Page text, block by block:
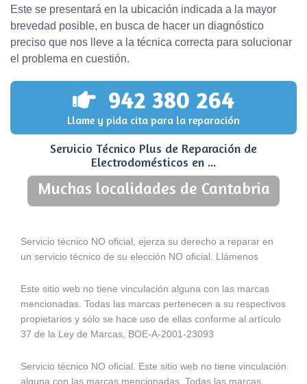
Este se presentará en la ubicación indicada a la mayor
brevedad posible, en busca de hacer un diagnóstico
preciso que nos lleve a la técnica correcta para solucionar
el problema en cuestión.
942 380 264
Llame y pida cita para la reparación
Servicio Técnico Plus de Reparación de
Electrodomésticos en ...
Muchas localidades de Cantabria
Servicio técnico NO oficial, ejerza su derecho a reparar en
un servicio técnico de su elección NO oficial. Llámenos
Este sitio web no tiene vinculación alguna con las marcas
mencionadas. Todas las marcas pertenecen a su respectivos
propietarios y sólo se hace uso de ellas conforme al artículo
37 de la Ley de Marcas, BOE-A-2001-23093
Servicio técnico NO oficial. Este sitio web no tiene vinculación
alguna con las marcas mencionadas. Todas las marcas